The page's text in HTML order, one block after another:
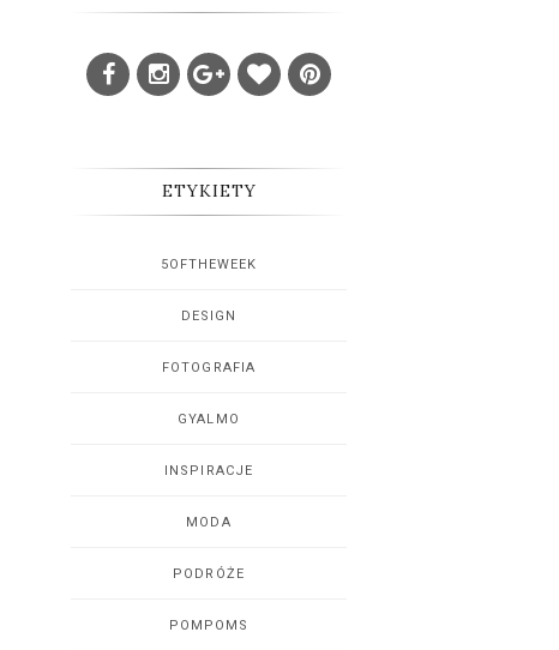
ETYKIETY
5OFTHEWEEK
DESIGN
FOTOGRAFIA
GYALMO
INSPIRACJE
MODA
PODRÓŻE
POMPOMS